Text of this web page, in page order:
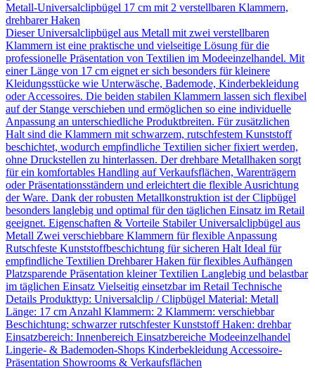
Metall-Universalclipbügel 17 cm mit 2 verstellbaren Klammern,
drehbarer Haken
Dieser Universalclipbügel aus Metall mit zwei verstellbaren
Klammern ist eine praktische und vielseitige Lösung für die
professionelle Präsentation von Textilien im Modeeinzelhandel. Mit
einer Länge von 17 cm eignet er sich besonders für kleinere
Kleidungsstücke wie Unterwäsche, Bademode, Kinderbekleidung
oder Accessoires. Die beiden stabilen Klammern lassen sich flexibel
auf der Stange verschieben und ermöglichen so eine individuelle
Anpassung an unterschiedliche Produktbreiten. Für zusätzlichen
Halt sind die Klammern mit schwarzem, rutschfestem Kunststoff
beschichtet, wodurch empfindliche Textilien sicher fixiert werden,
ohne Druckstellen zu hinterlassen. Der drehbare Metallhaken sorgt
für ein komfortables Handling auf Verkaufsflächen, Warenträgern
oder Präsentationsständern und erleichtert die flexible Ausrichtung
der Ware. Dank der robusten Metallkonstruktion ist der Clipbügel
besonders langlebig und optimal für den täglichen Einsatz im Retail
geeignet. Eigenschaften & Vorteile Stabiler Universalclipbügel aus
Metall Zwei verschiebbare Klammern für flexible Anpassung
Rutschfeste Kunststoffbeschichtung für sicheren Halt Ideal für
empfindliche Textilien Drehbarer Haken für flexibles Aufhängen
Platzsparende Präsentation kleiner Textilien Langlebig und belastbar
im täglichen Einsatz Vielseitig einsetzbar im Retail Technische
Details Produkttyp: Universalclip / Clipbügel Material: Metall
Länge: 17 cm Anzahl Klammern: 2 Klammern: verschiebbar
Beschichtung: schwarzer rutschfester Kunststoff Haken: drehbar
Einsatzbereich: Innenbereich Einsatzbereiche Modeeinzelhandel
Lingerie- & Bademoden-Shops Kinderbekleidung Accessoire-
Präsentation Showrooms & Verkaufsflächen